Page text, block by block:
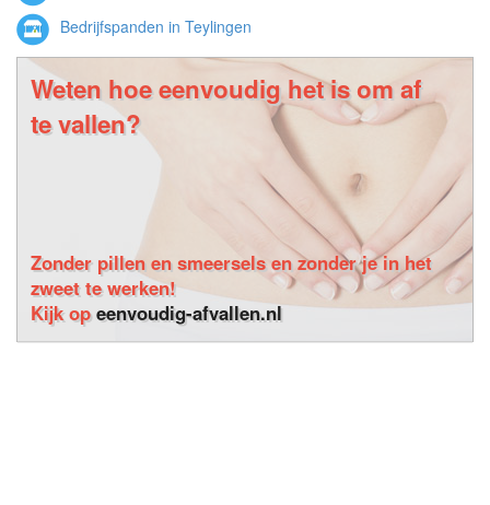
Bedrijfspanden in Teylingen
Weten hoe eenvoudig het is om af
te vallen?
Zonder pillen en smeersels en zonder je in het
zweet te werken!
Kijk opeenvoudig-afvallen.nl